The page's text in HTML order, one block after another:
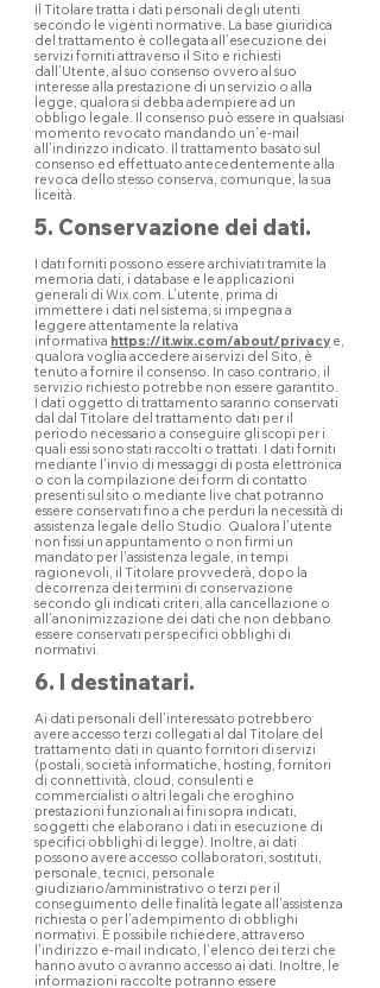
Il Titolare tratta i dati personali degli utenti
secondo le vigenti normative. La base giuridica
del trattamento è collegata all’esecuzione dei
servizi forniti attraverso il Sito e richiesti
dall’Utente, al suo consenso ovvero al suo
interesse alla prestazione di un servizio o alla
legge, qualora si debba adempiere ad un
obbligo legale. Il consenso può essere in qualsiasi
momento revocato mandando un’e-mail
all’indirizzo indicato. Il trattamento basato sul
consenso ed effettuato antecedentemente alla
revoca dello stesso conserva, comunque, la sua
liceità.
5. Conservazione dei dati.
I dati forniti possono essere archiviati tramite la
memoria dati, i database e le applicazioni
generali di Wix.com. L’utente, prima di
immettere i dati nel sistema, si impegna a
leggere attentamente la relativa
informativa https://it.wix.com/about/privacy e,
qualora voglia accedere ai servizi del Sito, è
tenuto a fornire il consenso. In caso contrario, il
servizio richiesto potrebbe non essere garantito.
I dati oggetto di trattamento saranno conservati
dal dal Titolare del trattamento dati per il
periodo necessario a conseguire gli scopi per i
quali essi sono stati raccolti o trattati. I dati forniti
mediante l’invio di messaggi di posta elettronica
o con la compilazione dei form di contatto
presenti sul sito o mediante live chat potranno
essere conservati fino a che perduri la necessità di
assistenza legale dello Studio. Qualora l’utente
non fissi un appuntamento o non firmi un
mandato per l’assistenza legale, in tempi
ragionevoli, il Titolare provvederà, dopo la
decorrenza dei termini di conservazione
secondo gli indicati criteri, alla cancellazione o
all’anonimizzazione dei dati che non debbano
essere conservati per specifici obblighi di
normativi.
6. I destinatari.
Ai dati personali dell’interessato potrebbero
avere accesso terzi collegati al dal Titolare del
trattamento dati in quanto fornitori di servizi
(postali, società informatiche, hosting, fornitori
di connettività, cloud, consulenti e
commercialisti o altri legali che eroghino
prestazioni funzionali ai fini sopra indicati,
soggetti che elaborano i dati in esecuzione di
specifici obblighi di legge). Inoltre, ai dati
possono avere accesso collaboratori, sostituti,
personale, tecnici, personale
giudiziario/amministrativo o terzi per il
conseguimento delle finalità legate all’assistenza
richiesta o per l’adempimento di obblighi
normativi. È possibile richiedere, attraverso
l’indirizzo e-mail indicato, l’elenco dei terzi che
hanno avuto o avranno accesso ai dati. Inoltre, le
informazioni raccolte potranno essere